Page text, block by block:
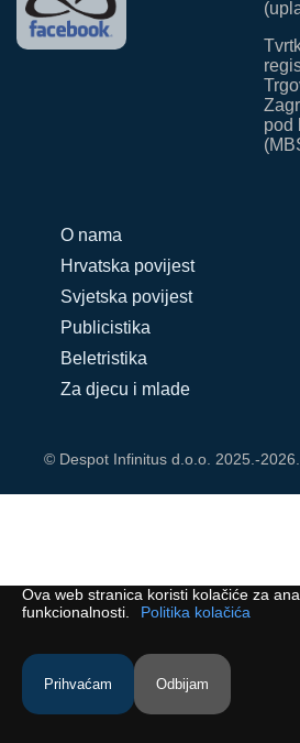
pod
O nama
Hrvatska povijest
Svjetska povijest
Publicistika
Beletristika
Za djecu i mlade
© Despot Infinitus d.o.o. 2025.-
Ova web stranica koristi kolačiće za
funkcionalnosti.
Politika kolačića
Prihvaćam Odbijam